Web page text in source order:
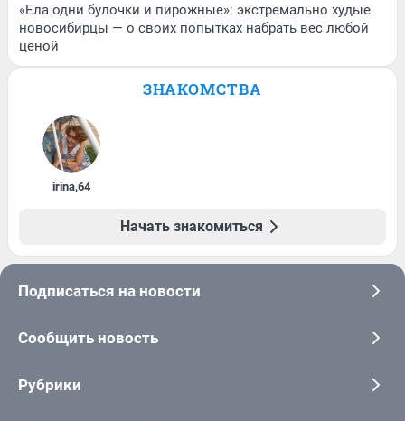
«Ела одни булочки и пирожные»: экстремально худые
новосибирцы — о своих попытках набрать вес любой
ценой
ЗНАКОМСТВА
irina,64
Начать знакомиться
Подписаться на новости
Сообщить новость
Рубрики